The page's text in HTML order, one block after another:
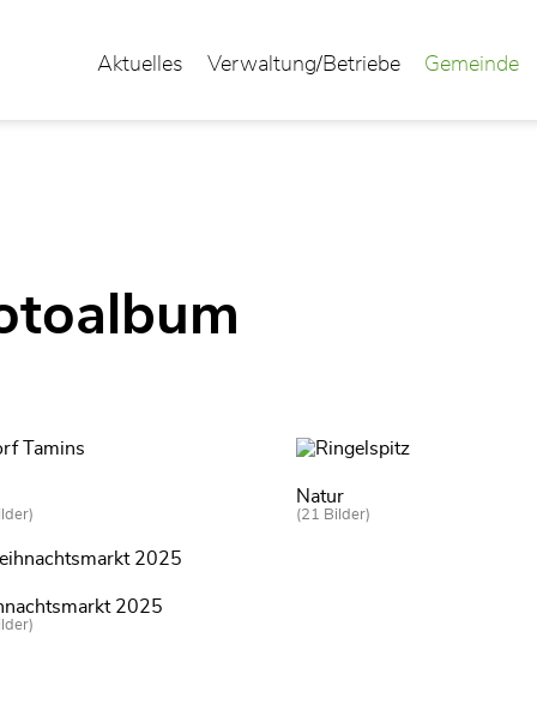
Aktuelles Verwaltung/Betriebe Gemeinde
Natur
(21 Bilder)
2025